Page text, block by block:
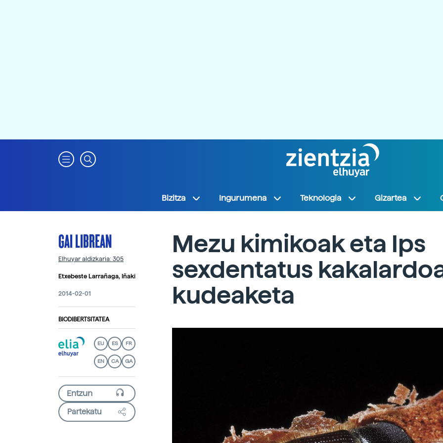
Bizitza Ingurumena Teknologia Gizartea
GAI LIBREAN
Elhuyar aldizkaria: 305
Etxebeste Larrañaga, Iñaki
2014-02-01
BIODIBERTSITATEA
EU ES FR
EN CA GA
Partekatu
Mezu kimikoak eta Ips
sexdentatus
kudeaketa